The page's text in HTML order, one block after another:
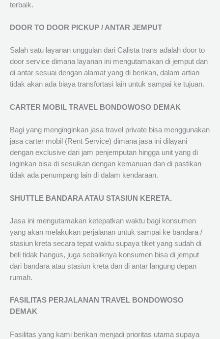
terbaik.
DOOR TO DOOR PICKUP / ANTAR JEMPUT
Salah satu layanan unggulan dari Calista trans adalah door to
door service dimana layanan ini mengutamakan di jemput dan
di antar sesuai dengan alamat yang di berikan, dalam artian
tidak akan ada biaya transfortasi lain untuk sampai ke tujuan.
CARTER MOBIL TRAVEL BONDOWOSO DEMAK
Bagi yang menginginkan jasa travel private bisa menggunakan
jasa carter mobil (Rent Service) dimana jasa ini dilayani
dengan exclusive dari jam penjemputan hingga unit yang di
inginkan bisa di sesuikan dengan kemanuan dan di pastikan
tidak ada penumpang lain di dalam kendaraan.
SHUTTLE BANDARA ATAU STASIUN KERETA.
Jasa ini mengutamakan ketepatkan waktu bagi konsumen
yang akan melakukan perjalanan untuk sampai ke bandara /
stasiun kreta secara tepat waktu supaya tiket yang sudah di
beli tidak hangus, juga sebaliknya konsumen bisa di jemput
dari bandara atau stasiun kreta dan di antar langung depan
rumah.
FASILITAS PERJALANAN TRAVEL BONDOWOSO
DEMAK
Fasilitas yang kami berikan menjadi prioritas utama supaya